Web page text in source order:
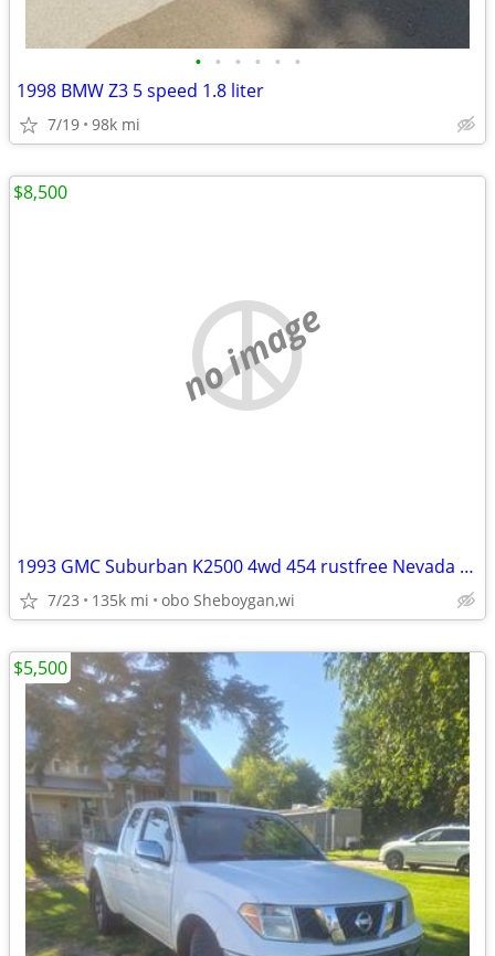
• • • • • •
1998 BMW Z3 5 speed 1.8 liter
7/19 98k mi
no image
1993 GMC Suburban K2500 4wd 454 rustfree Nevada truck
7/23 135k mi obo Sheboygan,wi
$8,500
$5,500